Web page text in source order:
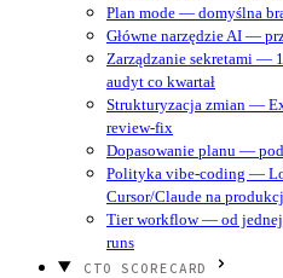
Plan mode — domyślna
Główne narzędzie AI —
Zarządzanie sekretami —
audyt co kwartał
Strukturyzacja zmian —
review-fix
Dopasowanie planu —
Polityka vibe-coding —
Cursor/Claude na
Tier workflow — od
runs
CTO SCORECARD